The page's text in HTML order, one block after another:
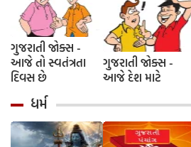
ગુજરાતી જોક્સ -
આજે તો સ્વતંત્રતા
દિવસ છે
ગુજરાતી જોક્સ -
આજે દેશ માટે
ધર્મ